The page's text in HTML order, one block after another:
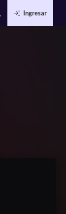
Ingresar